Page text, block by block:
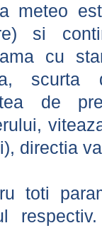
meteo
si
cu
scurta
de
directia
toti